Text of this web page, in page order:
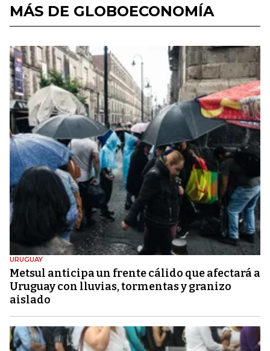
MÁS DE GLOBOECONOMÍA
URUGUAY
Metsul anticipa un frente cálido que afectará a
Uruguay con lluvias, tormentas y granizo
aislado